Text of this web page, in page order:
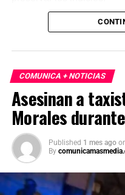
Las primeras
madrugada. Personal de
Forense realizó el
carpeta de investigación
este homicidio.
COMUNICA + NOTICIAS
Asesinan a
Morales
Published 1 mes ago
By